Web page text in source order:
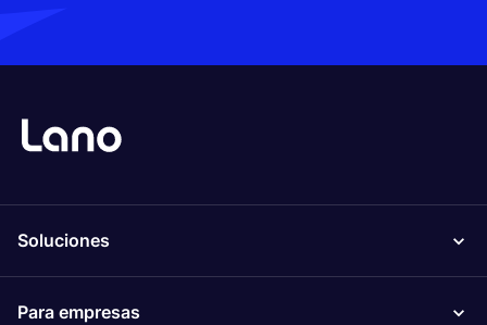
Soluciones
Para empresas